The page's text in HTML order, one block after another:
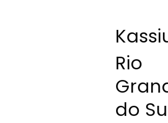
Rio
do